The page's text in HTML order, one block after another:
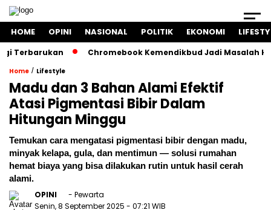
HOME OPINI NASIONAL POLITIK EKONOMI
Chromebook Kemendikbud Jadi Masalah
Home / Lifestyle
Madu dan 3 Bahan Alami Efektif
Atasi Pigmentasi Bibir Dalam
Hitungan Minggu
Temukan cara mengatasi pigmentasi bibir dengan madu,
minyak kelapa, gula, dan mentimun — solusi rumahan
hemat biaya yang bisa dilakukan rutin untuk hasil cerah
alami.
OPINI
- Pewarta
Senin, 8 September 2025 - 07:21 WIB